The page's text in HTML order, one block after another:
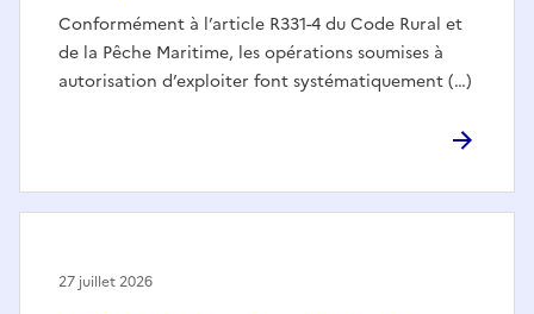
Conformément à l’article R331-4 du Code Rural et
de la Pêche Maritime, les opérations soumises à
autorisation d’exploiter font systématiquement (…)
27 juillet 2026